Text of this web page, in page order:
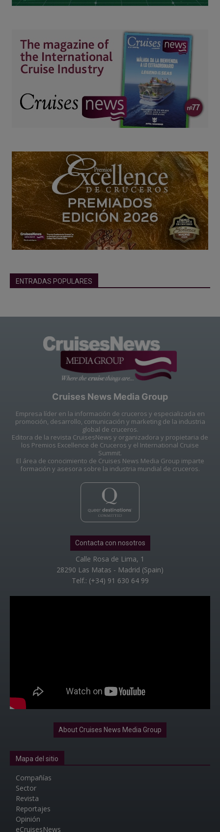
ENTRADAS POPULARES
Cruises News Media Group
Empresa líder en la información de cruceros y especializada en
promoción, desarrollo, comunicación y marketing de la industria
global de cruceros.
Editora de la revista CruisesNews y organizadora y propietaria de
los Premios Excellence de Cruceros y el International Cruise
Summit.
El área de conocimiento de Cruises News Media Group imparte
formación y asesora sobre la industria mundial de cruceros.
Contacta con nosotros
Calle Rosa de Lima, 1
28290 Las Matas - Madrid (Spain)
Telf.: (+34) 91 630 64 99
About Cruises News Media Group
Mapa del sitio
Compañías
Sector
Revista
Reportajes
Opinión
eCruisesNews